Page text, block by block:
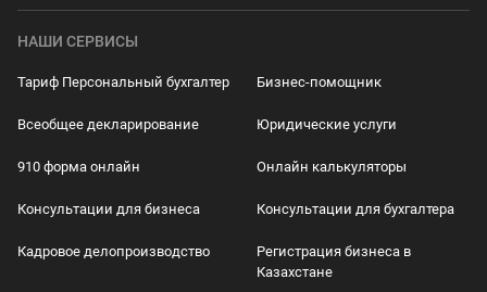
НАШИ СЕРВИСЫ
Тариф Персональный бухгалтер Бизнес-помощник
Всеобщее декларирование Юридические услуги
910 форма онлайн Онлайн калькуляторы
Консультации для бизнеса Консультации для бухгалтера
Кадровое делопроизводство
Регистрация бизнеса в
Казахстане